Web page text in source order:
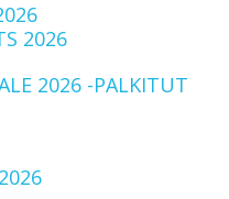
2026
2026 -PALKITUT